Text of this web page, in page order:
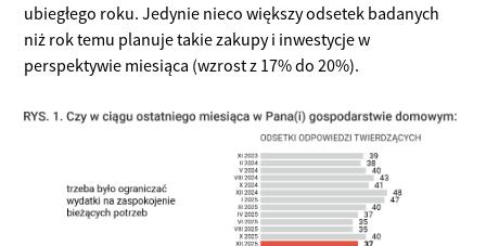
ubiegłego roku. Jedynie nieco większy odsetek badanych
niż rok temu planuje takie zakupy i inwestycje w
perspektywie miesiąca (wzrost z 17% do 20%).